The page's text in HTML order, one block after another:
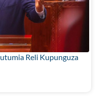
Reli Kupunguza